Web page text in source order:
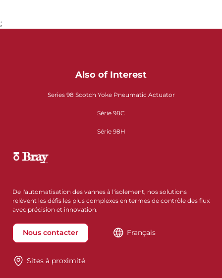
;
Also of Interest
Series 98 Scotch Yoke Pneumatic Actuator
Série 98C
Série 98H
De l'automatisation des vannes à l'isolement, nos solutions
relèvent les défis les plus complexes en termes de contrôle des flux
avec précision et innovation.
Nous contacter Français
Sites à proximité